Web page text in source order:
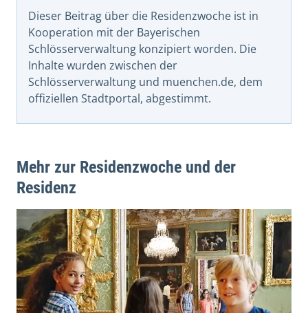
Dieser Beitrag über die Residenzwoche ist in
Kooperation mit der Bayerischen
Schlösserverwaltung konzipiert worden. Die
Inhalte wurden zwischen der
Schlösserverwaltung und muenchen.de, dem
offiziellen Stadtportal, abgestimmt.
Mehr zur Residenzwoche und der
Residenz